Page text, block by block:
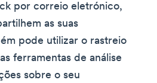
por correio eletrónico,
as suas
pode utilizar o rastreio
ferramentas de análise
sobre o seu